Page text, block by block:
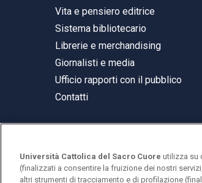
Vita e pensiero editrice
Sistema bibliotecario
Librerie e merchandising
Giornalisti e media
Ufficio rapporti con il pubblico
Contatti
© Università Cattolica del Sacro
Largo A. Gemelli 1, 20123 Milano
Università Cattolica del Sacro Cuore utilizza su
(finalizzati a consentire la fruizione dei nostri
altri strumenti di tracciamento e di profilazione